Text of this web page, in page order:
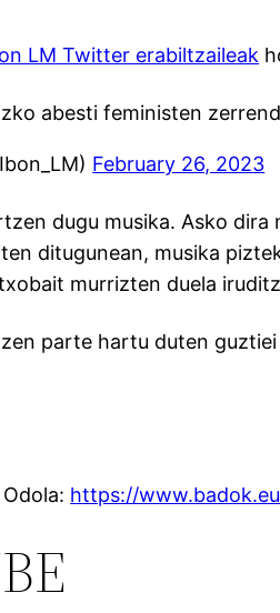
LM Twitter erabiltzaileak
abesti feministen
February 26, 2023
dugu musika. Asko
ditugunean, musika
murrizten duela
parte hartu duten
https://